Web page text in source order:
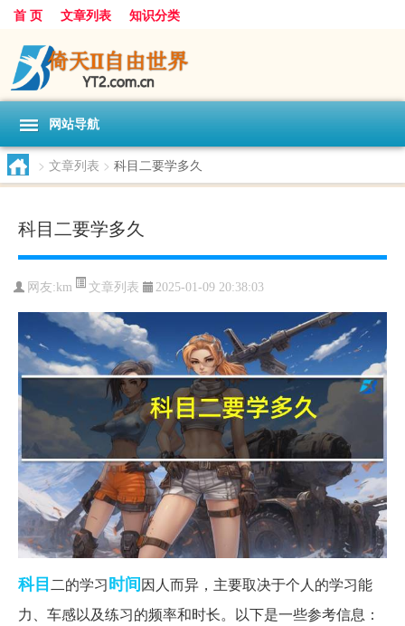
首 页 文章列表 知识分类
网站导航
> 文章列表 > 科目二要学多久
科目二要学多久
网友: km 文章列表 2025-01-09 20:38:03
科目二的学习时间因人而异，主要取决于个人的学习能
力、车感以及练习的频率和时长。以下是一些参考信息：